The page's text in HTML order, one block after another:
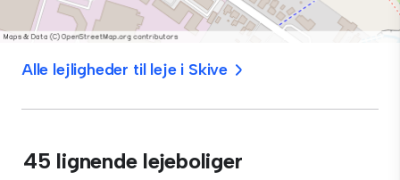
Alle lejligheder til leje i Skive
45 lignende lejeboliger